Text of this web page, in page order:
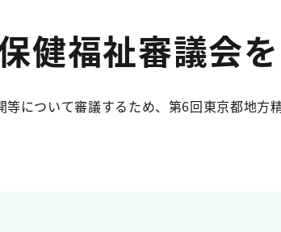
健福祉審議会
について審議するため、第6回東京都地方